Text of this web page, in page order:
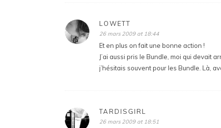
LOWETT
26 mars 2009 at 18:44
Et en plus on fait une bonne action !
J’ai aussi pris le Bundle, moi qui devait
j’hésitais souvent pour les Bundle. Là,
TARDISGIRL
26 mars 2009 at 18:51